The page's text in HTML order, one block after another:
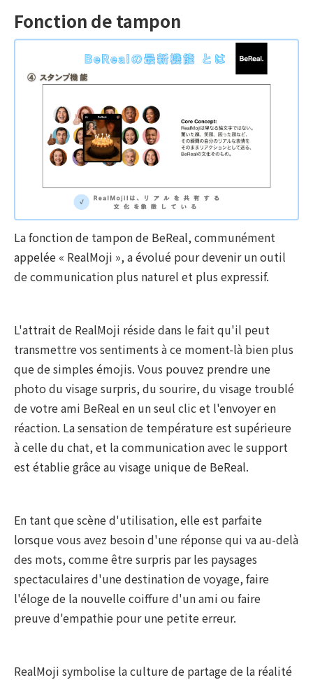
Fonction de tampon
La fonction de tampon de BeReal, communément
appelée « RealMoji », a évolué pour devenir un outil
de communication plus naturel et plus expressif.
L'attrait de RealMoji réside dans le fait qu'il peut
transmettre vos sentiments à ce moment-là bien plus
que de simples émojis. Vous pouvez prendre une
photo du visage surpris, du sourire, du visage troublé
de votre ami BeReal en un seul clic et l'envoyer en
réaction. La sensation de température est supérieure
à celle du chat, et la communication avec le support
est établie grâce au visage unique de BeReal.
En tant que scène d'utilisation, elle est parfaite
lorsque vous avez besoin d'une réponse qui va au-delà
des mots, comme être surpris par les paysages
spectaculaires d'une destination de voyage, faire
l'éloge de la nouvelle coiffure d'un ami ou faire
preuve d'empathie pour une petite erreur.
RealMoji symbolise la culture de partage de la réalité